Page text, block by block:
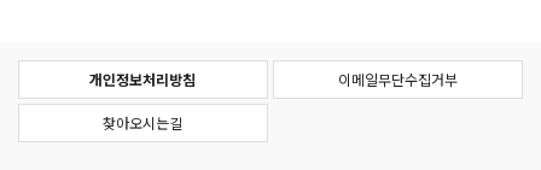
개인정보처리방침 이메일무단수집거부
찾아오시는길